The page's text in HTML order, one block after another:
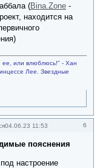
(Bina.Zone -
находится на
ее, или влюблюсь!" - Хан
Лее. Звездные
6
04.06.23 11:53
пояснения
настроение